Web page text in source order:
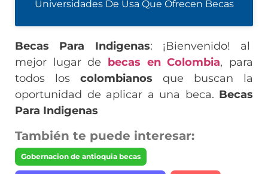
Universidades De Usa Que Ofrecen Becas
Becas Para Indigenas: ¡Bienvenido! al
mejor lugar de becas en Colombia, para
todos los colombianos que buscan la
oportunidad de aplicar a una beca. Becas
Para Indigenas
También te puede interesar:
Gobernacion de antioquia becas